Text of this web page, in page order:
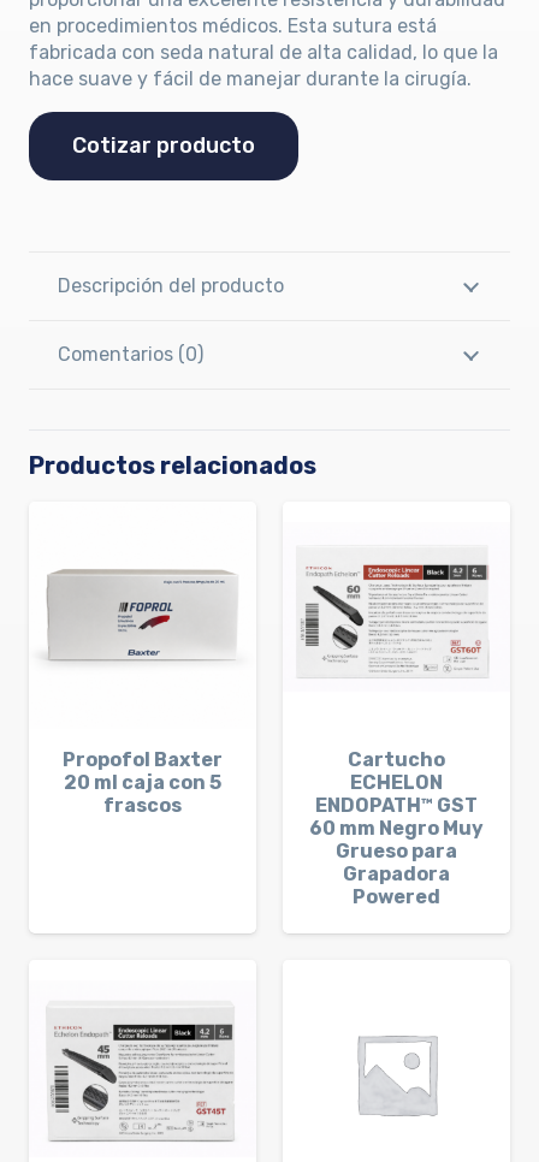
en procedimientos médicos. Esta sutura está
fabricada con seda natural de alta calidad, lo que la
hace suave y fácil de manejar durante la cirugía.
Cotizar producto
Descripción del producto
Comentarios (0)
Productos relacionados
Propofol Baxter
20 ml caja con 5
frascos
Cartucho
ECHELON
ENDOPATH™ GST
60 mm Negro Muy
Grueso para
Grapadora
Powered